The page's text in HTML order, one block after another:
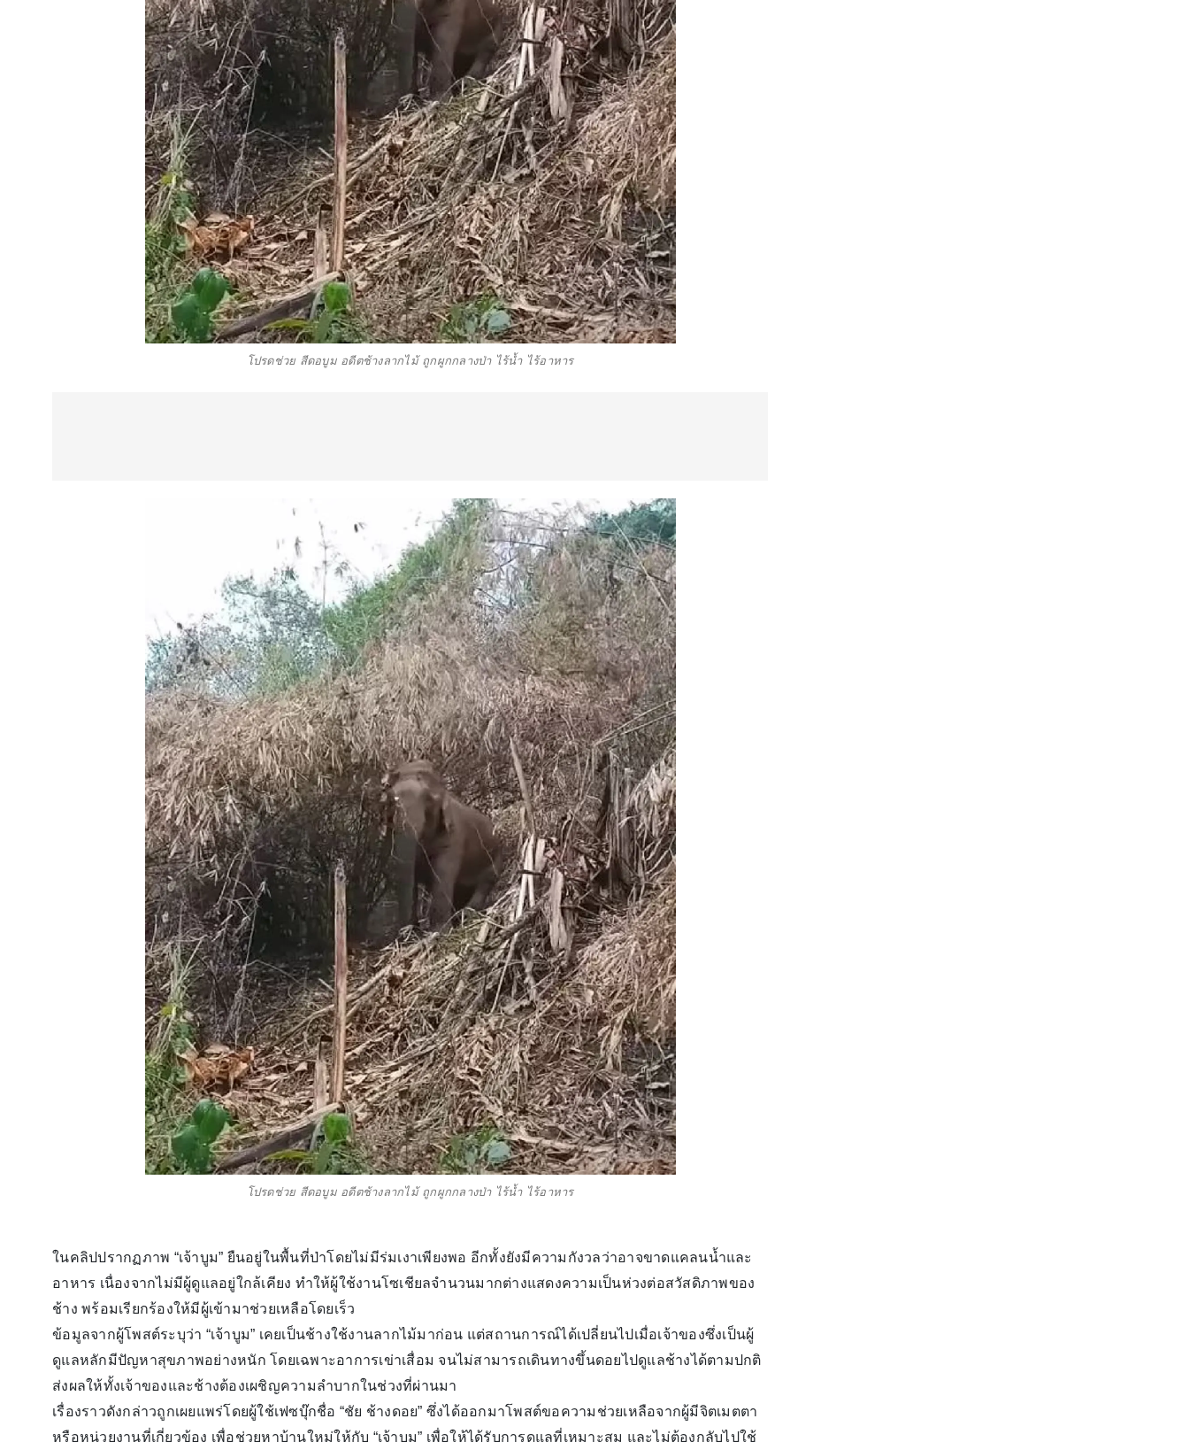
โปรดช่วย สีดอบูม อดีตช้างลากไม้ ถูกผูกกลางป่า ไร้น้ำ ไร้อาหาร
โปรดช่วย สีดอบูม อดีตช้างลากไม้ ถูกผูกกลางป่า ไร้น้ำ ไร้อาหาร
ในคลิปปรากฏภาพ “เจ้าบูม” ยืนอยู่ในพื้นที่ป่าโดยไม่มีร่มเงาเพียงพอ อีกทั้งยังมีความกังวลว่าอาจขาดแคลนน้ำและ
อาหาร เนื่องจากไม่มีผู้ดูแลอยู่ใกล้เคียง ทำให้ผู้ใช้งานโซเชียลจำนวนมากต่างแสดงความเป็นห่วงต่อสวัสดิภาพของ
ช้าง พร้อมเรียกร้องให้มีผู้เข้ามาช่วยเหลือโดยเร็ว
ข้อมูลจากผู้โพสต์ระบุว่า “เจ้าบูม” เคยเป็นช้างใช้งานลากไม้มาก่อน แต่สถานการณ์ได้เปลี่ยนไปเมื่อเจ้าของซึ่งเป็นผู้
ดูแลหลักมีปัญหาสุขภาพอย่างหนัก โดยเฉพาะอาการเข่าเสื่อม จนไม่สามารถเดินทางขึ้นดอยไปดูแลช้างได้ตามปกติ
ส่งผลให้ทั้งเจ้าของและช้างต้องเผชิญความลำบากในช่วงที่ผ่านมา
เรื่องราวดังกล่าวถูกเผยแพร่โดยผู้ใช้เฟซบุ๊กชื่อ “ชัย ช้างดอย” ซึ่งได้ออกมาโพสต์ขอความช่วยเหลือจากผู้มีจิตเมตตา
หรือหน่วยงานที่เกี่ยวข้อง เพื่อช่วยหาบ้านใหม่ให้กับ “เจ้าบูม” เพื่อให้ได้รับการดูแลที่เหมาะสม และไม่ต้องกลับไปใช้